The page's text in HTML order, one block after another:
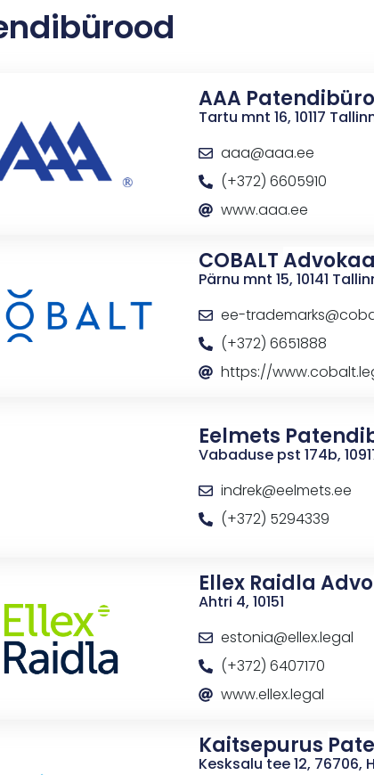
AAA
Tartu mnt 16, 10117
aaa@aaa.ee
(+372) 6605910
www.aaa.ee
COBALT
Pärnu mnt 15, 10141
ee-
(+372) 6651888
https://
Eelmets
Vabaduse pst 174b,
indrek@eelmets.ee
(+372) 5294339
Ellex Raidla
Ahtri 4, 10151
estonia@ellex.legal
(+372) 6407170
www.ellex.legal
Kaitsepurus
Kesksalu tee 12, 76706,